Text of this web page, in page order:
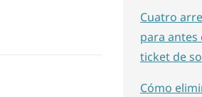
Cuatro
para
ticket de
Cómo